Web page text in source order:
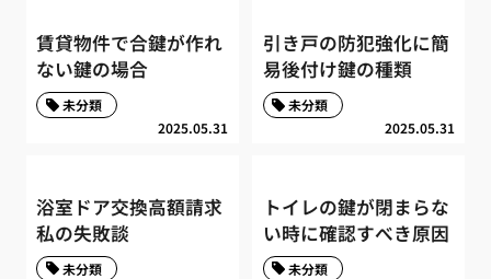
賃貸物件で合鍵が作れ
ない鍵の場合
2025.05.31
未分類
引き戸の防犯強化に簡
易後付け鍵の種類
2025.05.31
未分類
浴室ドア交換高額請求
私の失敗談
未分類
トイレの鍵が閉まらな
い時に確認すべき原因
未分類